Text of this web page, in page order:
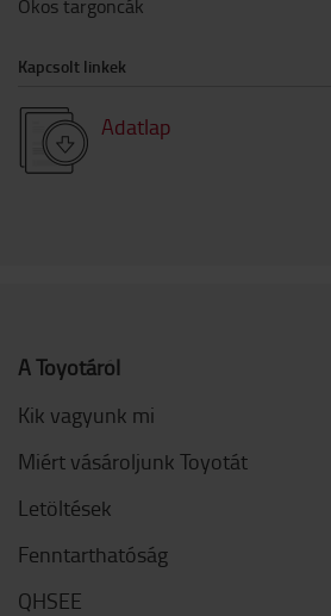
Okos targoncák
Kapcsolt linkek
Adatlap
A Toyotáról
Kik vagyunk mi
Miért vásároljunk Toyotát
Letöltések
Fenntarthatóság
QHSEE